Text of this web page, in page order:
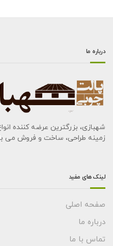
درباره ما
شهبازی، بزرگترین عرضه کننده
زمینه طراحی، ساخت و فروش می
لینک های مفید
صفحه اصلی
درباره ما
تماس با ما